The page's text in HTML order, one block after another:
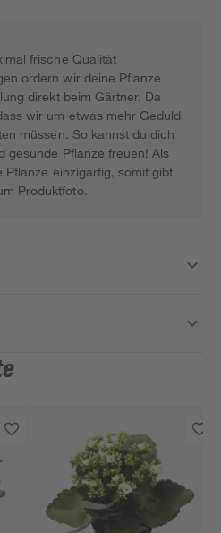
frische Qualität
ordern wir deine Pflanze
direkt beim Gärtner. Da
wir um etwas mehr Geduld
müssen. So kannst du dich
gesunde Pflanze freuen! Als
Pflanze einzigartig, somit gibt
Produktfoto.